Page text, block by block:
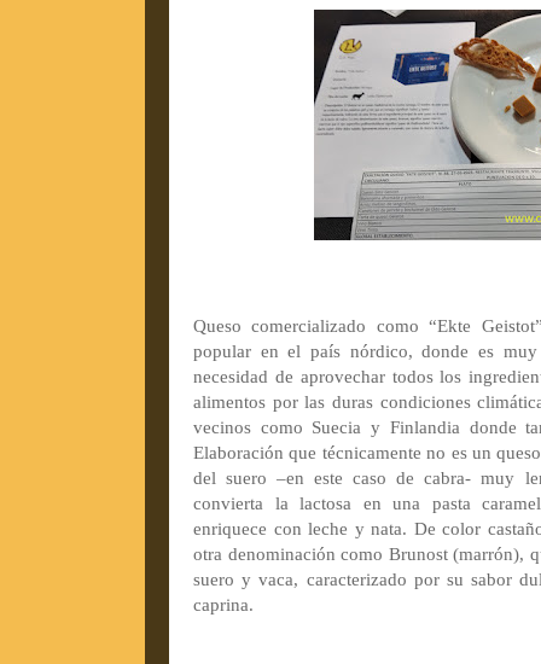
Queso comercializado como “Ekte
popular en el país nórdico, donde es
necesidad de aprovechar todos los
alimentos por las duras condiciones
vecinos como Suecia y Finlandia donde
Elaboración que técnicamente no es un
del suero –en este caso de cabra- muy
convierta la lactosa en una pasta
enriquece con leche y nata. De color
otra denominación como Brunost (marrón),
suero y vaca, caracterizado por su sabor
caprina.